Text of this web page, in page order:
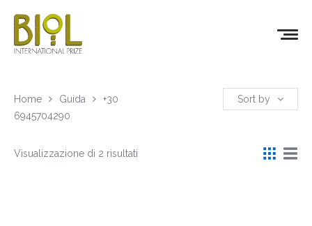
Home Guida
+30
6945704290
Sort by
Visualizzazione di 2 risultati